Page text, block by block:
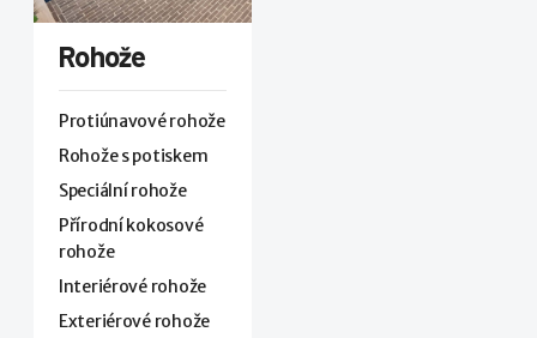
Rohože
Protiúnavové rohože
Rohože s potiskem
Speciální rohože
Přírodní kokosové
rohože
Interiérové rohože
Exteriérové rohože